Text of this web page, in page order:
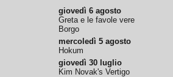
giovedì 6 agosto
Greta e le favole vere
Borgo
mercoledì 5 agosto
Hokum
giovedì 30 luglio
Kim Novak's Vertigo